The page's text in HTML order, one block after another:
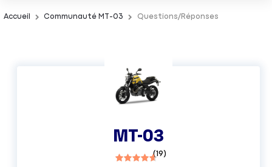
Accueil Communauté MT-03 Questions/Réponses
MT-03
(19)